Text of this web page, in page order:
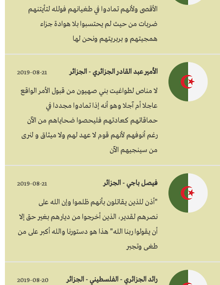
الأقصى ولأنهم تمادوا في طغيانهم فولله لتأيتنهم
ضربات من حيث لم يحتسبوا بلا هوادة جزاء
همجيتهم و بربريتهم ونحن لها
الأمير عبد القادر الجزائري - الجزائر 2019-08-21
لا مناص لطواغيت بني صهيون من قبول الأمر الواقع
عاجلا أم آجلا وهو أنه إذا تمادوا مجددا في
حماقاتهم كعادتهم فليحصوا ضحاياهم من الآن
رغم أنوفهم لأنهم قوم لا عهد لهم ولا ميثاق و لنرى
من سينجيهم الآن
فيصل باجي - الجزائر 2019-08-21
"أذن للذين يقاتلون بأنهم ظلموا وإن الله على
نصرهم لقدير، الذين أخرجوا من ديارهم بغير حق إلا
أن يقولوا ربنا الله" هذا هو دستورنا والله أكبر على من
طغى وتجبر
رائد الجزائري - الفلسطيني - الجزائر 2019-08-20